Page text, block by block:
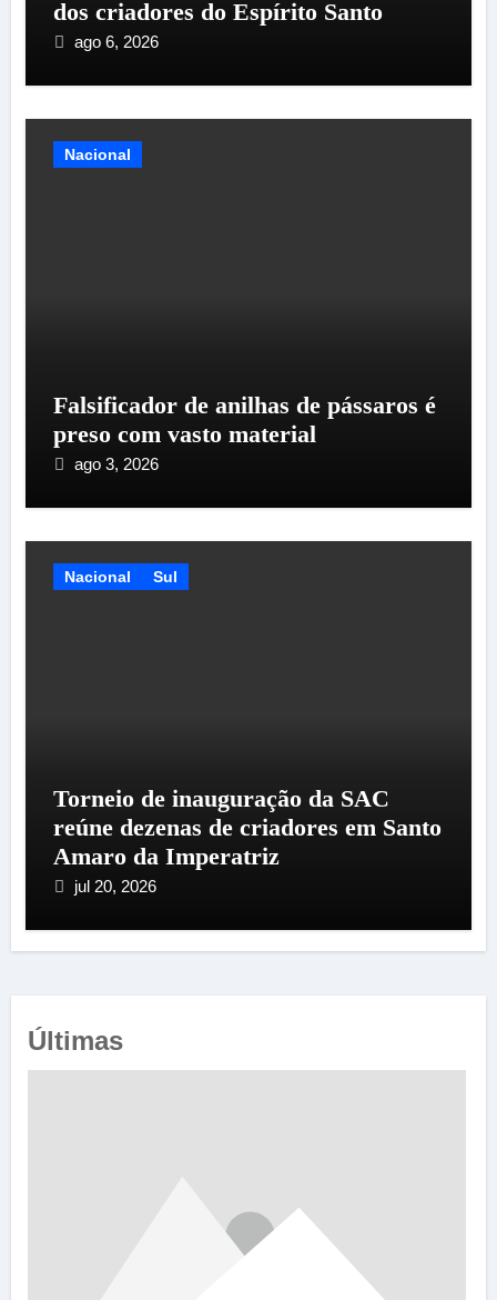
dos criadores do Espírito Santo
ago 6, 2026
Nacional
Falsificador de anilhas de pássaros é
preso com vasto material
ago 3, 2026
Nacional Sul
Torneio de inauguração da SAC
reúne dezenas de criadores em Santo
Amaro da Imperatriz
jul 20, 2026
Últimas